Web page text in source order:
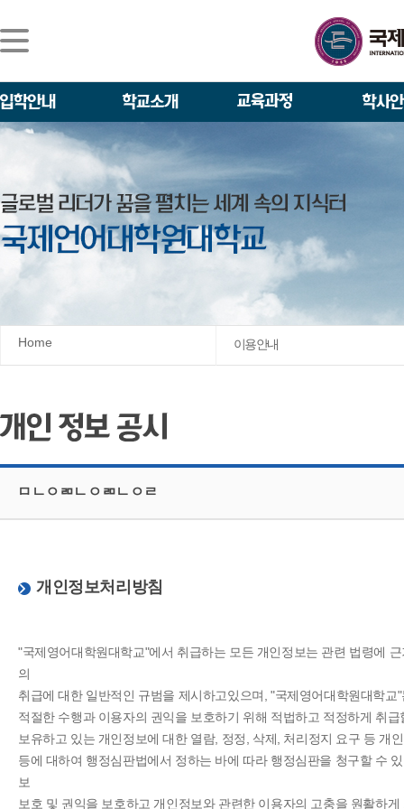
Home 이용 안내
ㅁㄴㅇㄻㄴㅇㄻㄴㅇㄹ
개인정보처리방침
"국제영어대학원대학교"에서 취급하는 모든 개인정보는 관련 법령에
의
취급에 대한 일반적인 규범을 제시하고있으며, "국제영어대학원대학
적절한 수행과 이용자의 권익을 보호하기 위해 적법하고 적정하게 취
보유하고 있는 개인정보에 대한 열람, 정정, 삭제, 처리정지 요구 등 개
등에 대하여 행정심판법에서 정하는 바에 따라 행정심판을 청구할 수
보
보호 및 권익을 보호하고 개인정보와 관련한 이용자의 고충을 원활하